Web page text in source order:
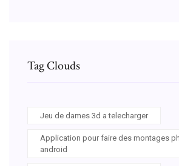
Tag Clouds
Jeu de dames 3d a telecharger
Application pour faire des montages
android